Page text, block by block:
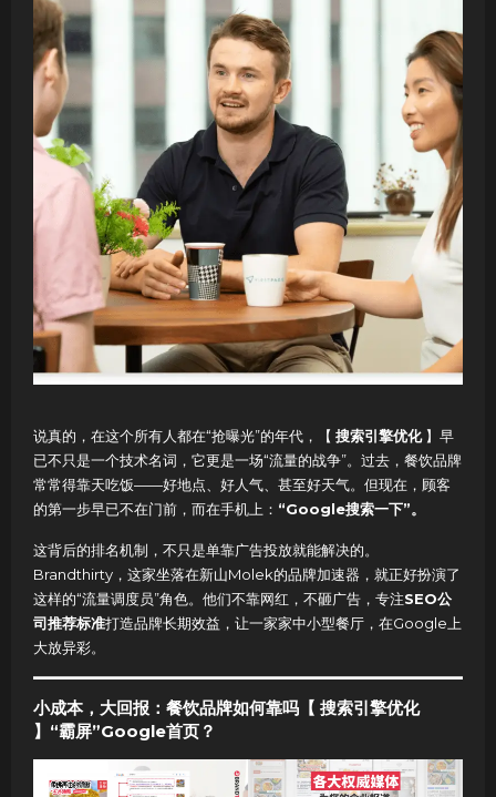
说真的，在这个所有人都在“抢曝光”的年代，【 搜索引擎优化】早
已不只是一个技术名词，它更是一场“流量的战争”。过去，餐饮品牌
常常得靠天吃饭——好地点、好人气、甚至好天气。但现在，顾客
的第一步早已不在门前，而在手机上： “Google搜索一下”。
这背后的排名机制，不只是单靠广告投放就能解决的。
Brandthirty，这家坐落在新山Molek的品牌加速器，就正好扮演了
这样的“流量调度员”角色。他们不靠网红，不砸广告，专注SEO公
司推荐标准打造品牌长期效益，让一家家中小型餐厅，在Google上
大放异彩。
小成本，大回报：餐饮品牌如何靠吗【 搜索引擎优化
】“霸屏”Google首页？